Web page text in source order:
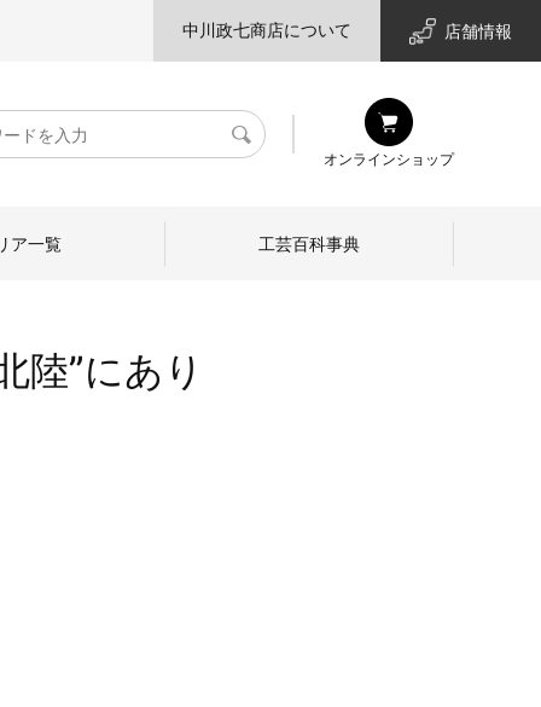
中川政七商店について 店舗情報
検
オンラインショップ
ア一覧 工芸百科事典
陸”にあり